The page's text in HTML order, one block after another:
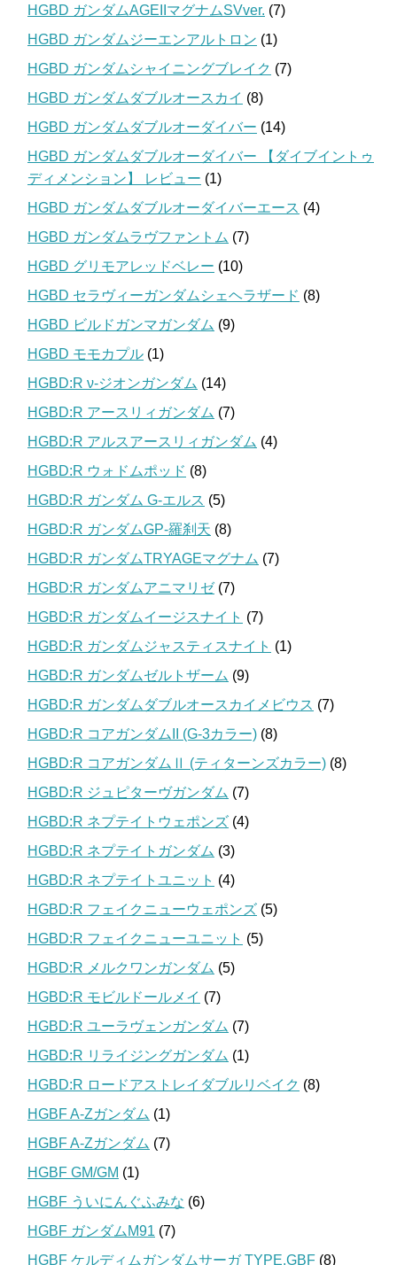
HGBD ガンダムAGEIIマグナムSVver. (7)
HGBD ガンダムジーエンアルトロン (1)
HGBD ガンダムシャイニングブレイク (7)
HGBD ガンダムダブルオースカイ (8)
HGBD ガンダムダブルオーダイバー (14)
HGBD ガンダムダブルオーダイバー 【ダイブイントゥ
ディメンション】 レビュー (1)
HGBD ガンダムダブルオーダイバーエース (4)
HGBD ガンダムラヴファントム (7)
HGBD グリモアレッドベレー (10)
HGBD セラヴィーガンダムシェヘラザード (8)
HGBD ビルドガンマガンダム (9)
HGBD モモカプル (1)
HGBD:R ν-ジオンガンダム (14)
HGBD:R アースリィガンダム (7)
HGBD:R アルスアースリィガンダム (4)
HGBD:R ウォドムポッド (8)
HGBD:R ガンダム G-エルス (5)
HGBD:R ガンダムGP-羅刹天 (8)
HGBD:R ガンダムTRYAGEマグナム (7)
HGBD:R ガンダムアニマリゼ(7)
HGBD:R ガンダムイージスナイト (7)
HGBD:R ガンダムジャスティスナイト (1)
HGBD:R ガンダムゼルトザーム (9)
HGBD:R ガンダムダブルオースカイメビウス (7)
HGBD:R コアガンダムII (G-3カラー) (8)
HGBD:R コアガンダムⅡ (ティターンズカラー) (8)
HGBD:R ジュピターヴガンダム (7)
HGBD:R ネプテイトウェポンズ (4)
HGBD:R ネプテイトガンダム (3)
HGBD:R ネプテイトユニット (4)
HGBD:R フェイクニューウェポンズ (5)
HGBD:R フェイクニューユニット (5)
HGBD:R メルクワンガンダム (5)
HGBD:R モビルドールメイ (7)
HGBD:R ユーラヴェンガンダム (7)
HGBD:R リライジングガンダム (1)
HGBD:R ロードアストレイダブルリベイク (8)
HGBF A-Zガンダム (1)
HGBF A-Zガンダム (7)
HGBF GM/GM (1)
HGBF ういにんぐふみな (6)
HGBF ガンダムM91 (7)
HGBF ケルディムガンダムサーガ TYPE.GBF (8)